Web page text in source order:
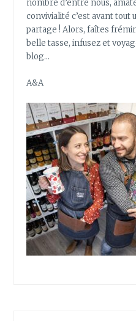
nombre d’entre nous,
convivialité c’est avant
partage ! Alors, faîtes
belle tasse, infusez et
blog…
A&A